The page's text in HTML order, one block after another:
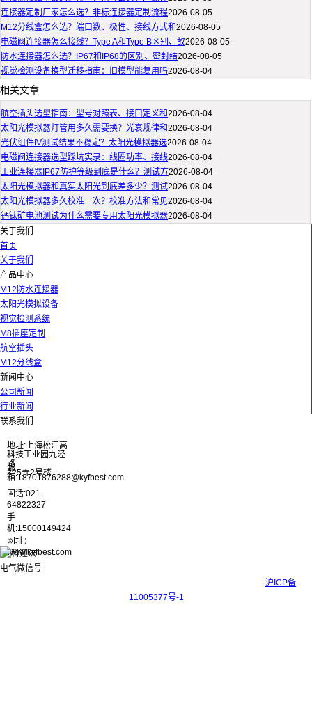
连接器定制厂家怎么选？非标连接器定制流程2026-08-05
M12分线盒怎么选？端口数、极性、接线方式和2026-08-05
电磁阀连接器怎么接线？Type A和Type B区别、故2026-08-05
防水连接器怎么选？IP67和IP68的区别、密封结2026-08-05
视觉检测设备换型迁移指南：旧模型能复用吗2026-08-04
相关文章
航空插头选型指南：型号对照表、接口定义和2026-08-04
太阳光模拟器灯管用多久需要换？光衰规律和2026-08-04
光伏组件IV测试结果不稳定？太阳光模拟器选2026-08-04
电磁阀连接器选型踩坑实录：线圈功率、接线2026-08-04
工业连接器IP67防护等级到底是什么？测试方2026-08-04
太阳光模拟器和真实太阳光到底差多少？测试2026-08-04
太阳光模拟器多久校准一次？校准方法和常见2026-08-04
钙钛矿电池测试为什么需要专用太阳光模拟器2026-08-04
关于我们
首页
关于我们
产品中心
M12防水连接器
太阳光模拟设备
视觉检测系统
M8插座定制
航空插头
M12分线盒
新闻中心
公司新闻
行业新闻
联系我们
地址:上海松江高
科技工业园九泾
路
325弄2号楼
邮
箱:18701876288@kyfbest.com
固话:021-
64822327
手
机:15000149424
网址：
www.kyfbest.com
沪ICP备
11005377号-1